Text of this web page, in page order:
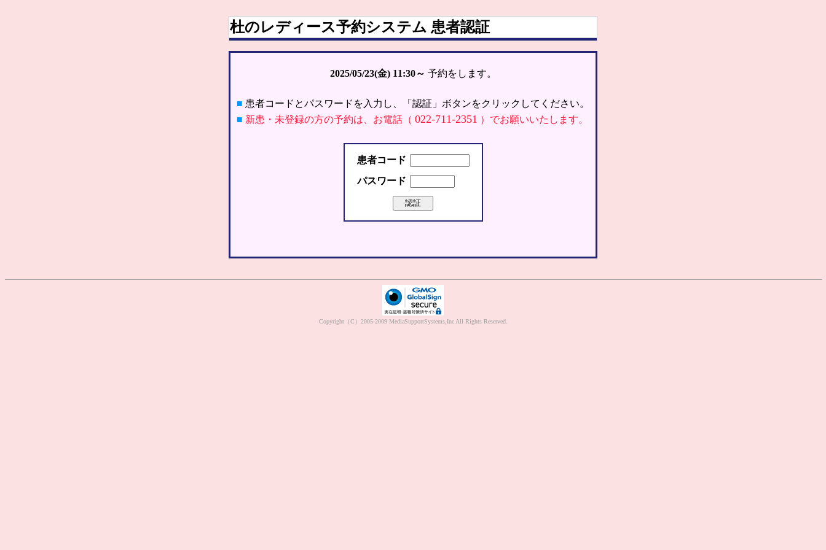
杜のレディース予約システム 患者認証
2025/05/23(金) 11:30～ 予約をします。
■ 患者コードとパスワードを入力し、「認証」ボタンをクリックしてください。
■ 新患・未登録の方の予約は、お電話（ 022-711-2351 ）でお願いいたします。
患者コード
パスワード
Copyright（C）2005-2009 MediaSupportSystems,Inc All Rights Reserved.